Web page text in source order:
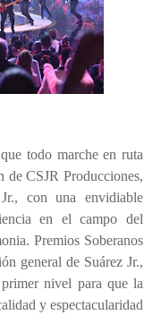
todo marche en ruta
de CSJR Producciones,
con una envidiable
en el campo del
Premios Soberanos
general de Suárez Jr.,
nivel para que la
y espectacularidad